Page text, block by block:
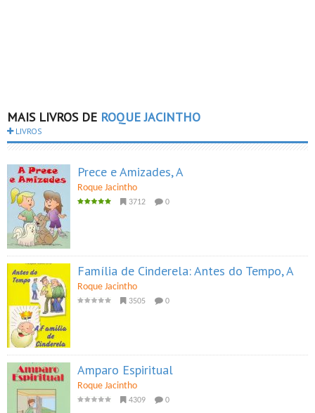
MAIS LIVROS DE ROQUE JACINTHO
LIVROS
Prece e Amizades, A
Roque Jacintho
3712 0
Família de Cinderela: Antes do Tempo, A
Roque Jacintho
3505 0
Amparo Espiritual
Roque Jacintho
4309 0